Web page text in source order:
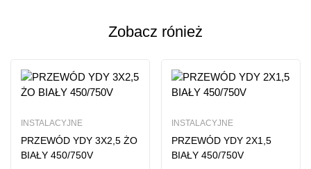
Ten produkt nie ma jeszcze opinii
Zobacz rónież
INSTALACYJNE
PRZEWÓD YDY 3X2,5 ŻO
BIAŁY 450/750V
INSTALACYJNE
PRZEWÓD YDY 2X1,5
BIAŁY 450/750V